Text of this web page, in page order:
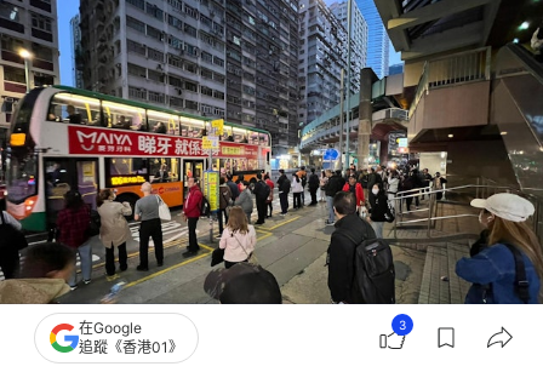
在Google
追蹤《香港01》
3